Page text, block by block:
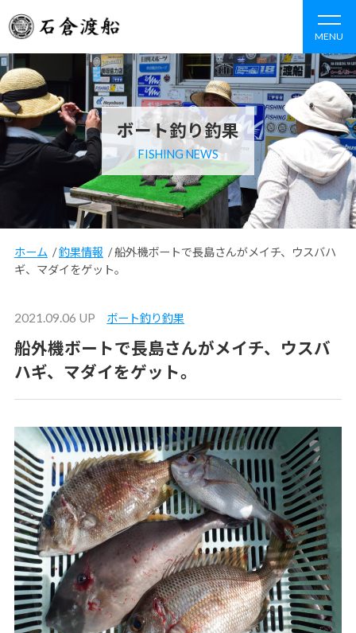
MENU
ボート釣り釣果
FISHING NEWS
ホーム /釣果情報 /船外機ボートで長島さんがメイチ、ウスバハ
ギ、マダイをゲット。
2021.09.06 UP ボート釣り釣果
船外機ボートで長島さんがメイチ、ウスバ
ハギ、マダイをゲット。